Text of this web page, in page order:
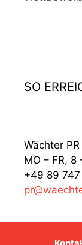
SO
Wächter
MO – FR, 8
+49 89